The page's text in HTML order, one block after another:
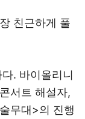
친근하게 풀
. 바이올리니
서트 해설자,
무대>의 진행